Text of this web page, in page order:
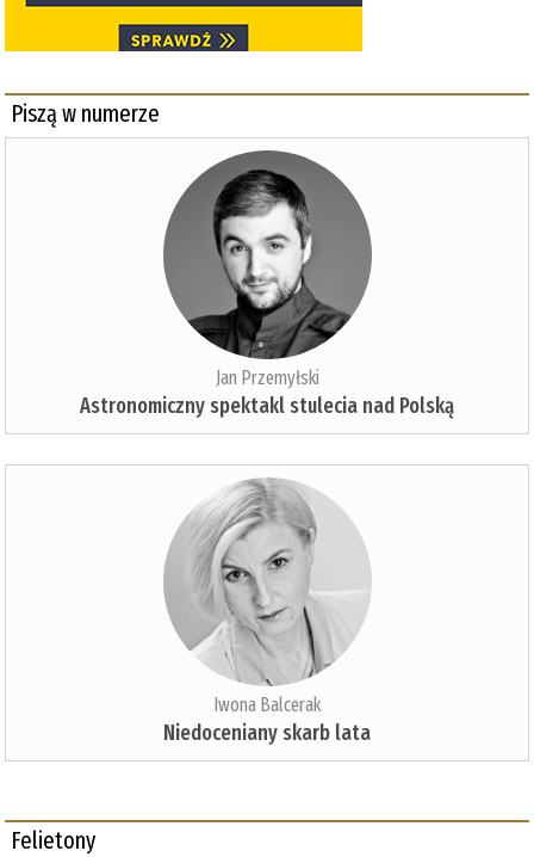
Piszą w numerze
Jan Przemyłski
Astronomiczny spektakl stulecia nad Polską
Iwona Balcerak
Niedoceniany skarb lata
Felietony